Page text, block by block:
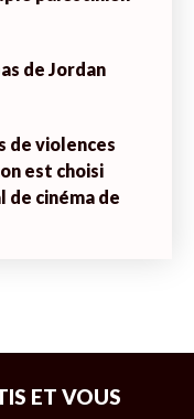
de Jordan
de violences
est choisi
cinéma de
ET VOUS